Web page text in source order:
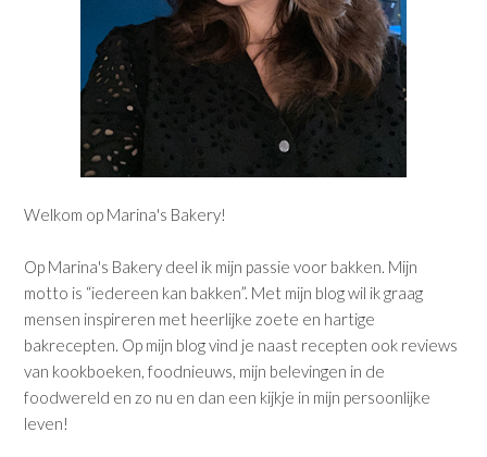
Welkom op Marina's Bakery!
Op Marina's Bakery deel ik mijn passie voor bakken. Mijn
motto is “iedereen kan bakken”. Met mijn blog wil ik graag
mensen inspireren met heerlijke zoete en hartige
bakrecepten. Op mijn blog vind je naast recepten ook reviews
van kookboeken, foodnieuws, mijn belevingen in de
foodwereld en zo nu en dan een kijkje in mijn persoonlijke
leven!